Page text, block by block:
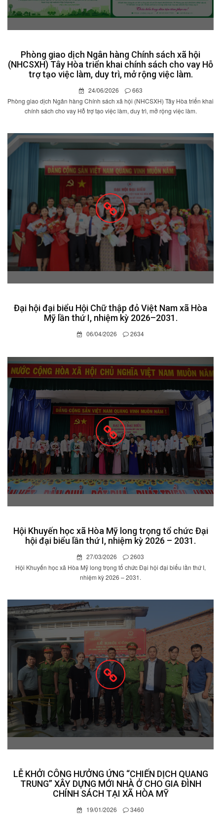
Phòng giao dịch Ngân hàng Chính sách xã hội
(NHCSXH) Tây Hòa triển khai chính sách cho vay Hỗ
trợ tạo việc làm, duy trì, mở rộng việc làm.
24/06/2026
663
Phòng giao dịch Ngân hàng Chính sách xã hội (NHCSXH) Tây Hòa triển khai
chính sách cho vay Hỗ trợ tạo việc làm, duy trì, mở rộng việc làm.
Đại hội đại biểu Hội Chữ thập đỏ Việt Nam xã Hòa
Mỹ lần thứ I, nhiệm kỳ 2026–2031.
06/04/2026 2634
Hội Khuyến học xã Hòa Mỹ long trọng tổ chức Đại
hội đại biểu lần thứ I, nhiệm kỳ 2026 – 2031.
27/03/2026
2603
Hội Khuyến học xã Hòa Mỹ long trọng tổ chức Đại hội đại biểu lần thứ I,
nhiệm kỳ 2026 – 2031.
LỄ KHỞI CÔNG HƯỞNG ỨNG “CHIẾN DỊCH QUANG
TRUNG” XÂY DỰNG MỚI NHÀ Ở CHO GIA ĐÌNH
CHÍNH SÁCH TẠI XÃ HÒA MỸ
19/01/2026
3460